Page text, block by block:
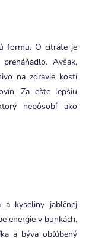
formu. O citráte je
Avšak,
na zdravie kostí
Za ešte lepšiu
nepôsobí ako
a kyseliny jablčnej
energie v bunkách.
a býva obľúbený